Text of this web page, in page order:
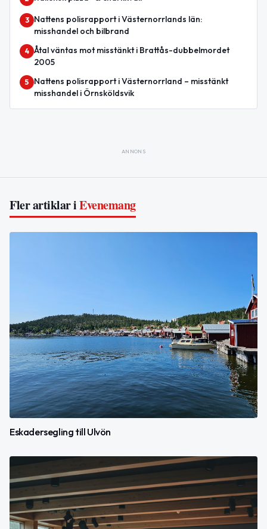
3
Nattens polisrapport i Västernorrlands län:
misshandel och bilbrand
4 Åtal väntas mot misstänkt i Brattås-dubbelmordet
2005
5
Nattens polisrapport i Västernorrland – misstänkt
misshandel i Örnsköldsvik
ANNONS
Fler artiklar iEvenemang
Eskadersegling till Ulvön